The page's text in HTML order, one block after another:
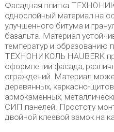
Фасадная плитка
однослойный материал на
улучшенного битума и
базальта. Материал
температур и образованию
ТЕХНОНИКОЛЬ HAUBERK
оформлении фасада,
ограждений. Материал
деревянных, каркасно-
армокаменных,
СИП панелей. Простоту
двойной клеевой замок на